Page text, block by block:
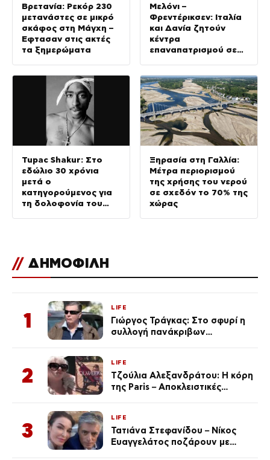
Βρετανία: Ρεκόρ 230
μετανάστες σε μικρό
σκάφος στη Μάγχη –
Έφτασαν στις ακτές
τα ξημερώματα
Μελόνι –
Φρεντέρικσεν: Ιταλία
και Δανία ζητούν
κέντρα
επαναπατρισμού σε
μετανάστευση
Tupac Shakur: Στο
εδώλιο 30 χρόνια
μετά ο
κατηγορούμενος για
τη δολοφονία του
Ξηρασία στη Γαλλία:
Μέτρα περιορισμού
της χρήσης του νερού
σε σχεδόν το 70% της
χώρας
// ΔΗΜΟΦΙΛΗ
1
LIFE
Γιώργος Τράγκας: Στο σφυρί η
συλλογή πανάκριβων
2
LIFE
Τζούλια Αλεξανδράτου: Η κόρη
της Paris – Αποκλειστικές
3
LIFE
Τατιάνα Στεφανίδου – Νίκος
Ευαγγελάτος ποζάρουν με